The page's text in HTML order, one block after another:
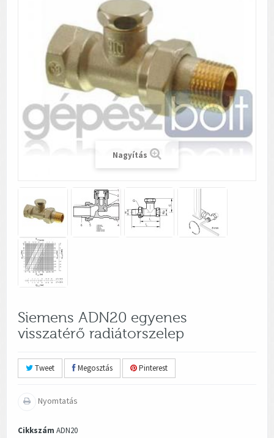
Nagyítás
Siemens ADN20 egyenes
visszatérő radiátorszelep
Tweet Megosztás Pinterest
Nyomtatás
Cikkszám ADN20